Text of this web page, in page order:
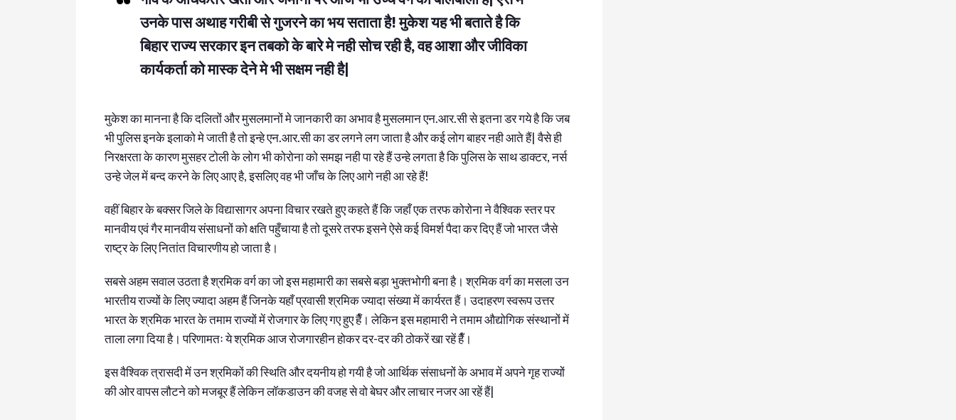
उनके पास अथाह गरीबी से गुजरने का भय सताता है! मुकेश यह भी बताते है कि
बिहार राज्य सरकार इन तबको के बारे मे नही सोच रही है, वह आशा और जीविका
कार्यकर्ता को मास्क देने मे भी सक्षम नही है|
मुकेश का मानना है कि दलितों और मुसलमानों मे जानकारी का अभाव है मुसलमान एन.आर.सी से इतना डर गये है कि जब
भी पुलिस इनके इलाको मे जाती है तो इन्हे एन.आर.सी का डर लगने लग जाता है और कई लोग बाहर नही आते हैं| वैसे ही
निरक्षरता के कारण मुसहर टोली के लोग भी कोरोना को समझ नही पा रहे हैं उन्हे लगता है कि पुलिस के साथ डाक्टर, नर्स
उन्हे जेल में बन्द करने के लिए आए है, इसलिए वह भी जाँच के लिए आगे नही आ रहे हैं!
वहीं बिहार के बक्सर जिले के विद्यासागर अपना विचार रखते हुए कहते हैं कि जहाँ एक तरफ कोरोना ने वैश्विक स्तर पर
मानवीय एवं गैर मानवीय संसाधनों को क्षति पहुँचाया है तो दूसरे तरफ इसने ऐसे कई विमर्श पैदा कर दिए हैं जो भारत जैसे
राष्ट्र के लिए नितांत विचारणीय हो जाता है।
सबसे अहम सवाल उठता है श्रमिक वर्ग का जो इस महामारी का सबसे बड़ा भुक्तभोगी बना है। श्रमिक वर्ग का मसला उन
भारतीय राज्यों के लिए ज्यादा अहम हैं जिनके यहाँ प्रवासी श्रमिक ज्यादा संख्या में कार्यरत हैं। उदाहरण स्वरूप उत्तर
भारत के श्रमिक भारत के तमाम राज्यों में रोजगार के लिए गए हुए हैँ। लेकिन इस महामारी ने तमाम औद्योगिक संस्थानों में
ताला लगा दिया है। परिणामतः ये श्रमिक आज रोजगारहीन होकर दर-दर की ठोकरें खा रहें हैँ।
इस वैश्विक त्रासदी में उन श्रमिकों की स्थिति और दयनीय हो गयी है जो आर्थिक संसाधनों के अभाव में अपने गृह राज्यों
की ओर वापस लौटने को मजबूर हैं लेकिन लॉकडाउन की वजह से वो बेघर और लाचार नजर आ रहें हैं|